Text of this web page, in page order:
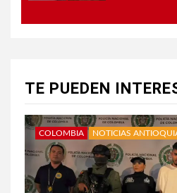
TE PUEDEN
COLOMBIA NOTICIAS